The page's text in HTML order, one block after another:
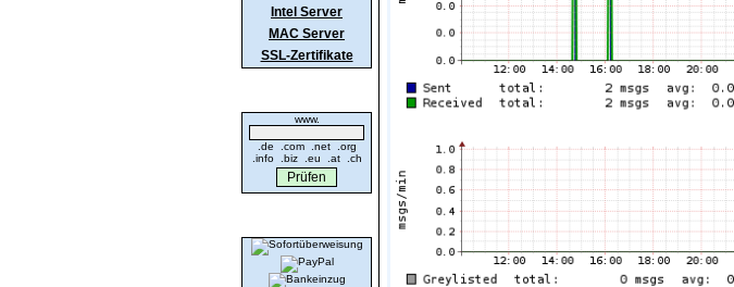
Intel Server
MAC Server
SSL-Zertifikate
www.
.de .com .net .org
.info .biz .eu .at .ch